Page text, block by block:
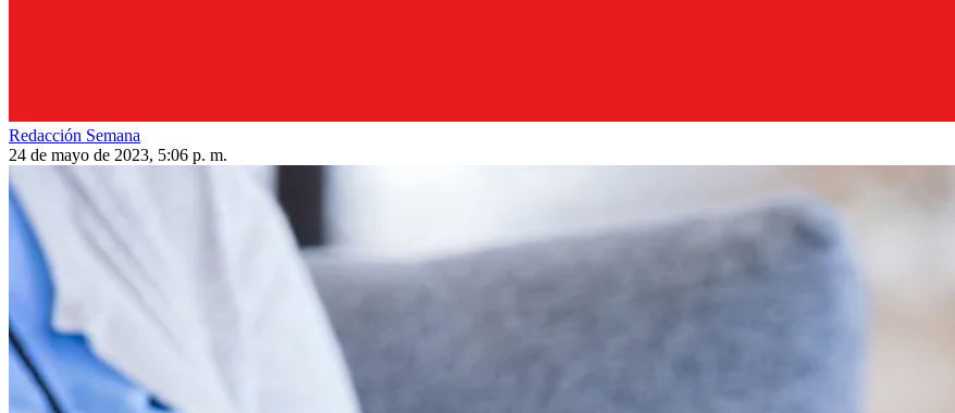
Redacción Semana
24 de mayo de 2023, 5:06 p. m.